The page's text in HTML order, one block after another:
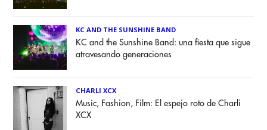
KC AND THE SUNSHINE BAND
KC and the Sunshine Band: una fiesta que sigue
atravesando generaciones
CHARLI XCX
Music, Fashion, Film: El espejo roto de Charli
XCX